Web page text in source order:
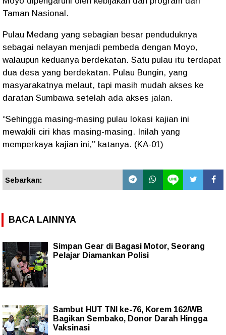
Taman Nasional.
Pulau Medang yang sebagian besar penduduknya
sebagai nelayan menjadi pembeda dengan Moyo,
walaupun keduanya berdekatan. Satu pulau itu terdapat
dua desa yang berdekatan. Pulau Bungin, yang
masyarakatnya melaut, tapi masih mudah akses ke
daratan Sumbawa setelah ada akses jalan.
“Sehingga masing-masing pulau lokasi kajian ini
mewakili ciri khas masing-masing. Inilah yang
memperkaya kajian ini,’’ katanya. (KA-01)
Sebarkan:
BACA LAINNYA
Simpan Gear di Bagasi Motor, Seorang
Pelajar Diamankan Polisi
Sambut HUT TNI ke-76, Korem 162/WB
Bagikan Sembako, Donor Darah Hingga
Vaksinasi